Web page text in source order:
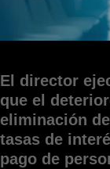
El director
que el
eliminación
tasas de
pago de